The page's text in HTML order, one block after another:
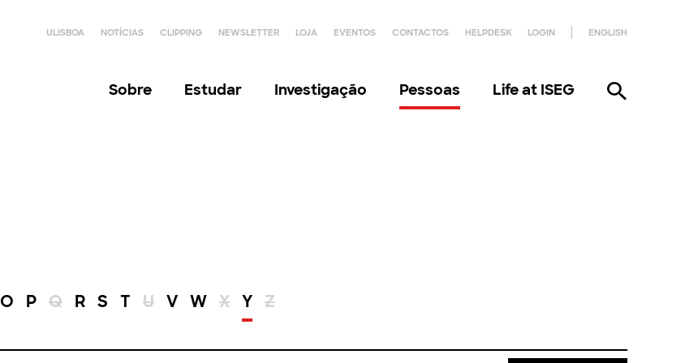
ULISBOA NOTÍCIAS CLIPPING NEWSLETTER LOJA EVENTOS CONTACTOS HELPDESK LOGIN ENGLISH
Sobre Estudar Investigação Pessoas Life at ISEG
O P Q R S T U V W X Y Z